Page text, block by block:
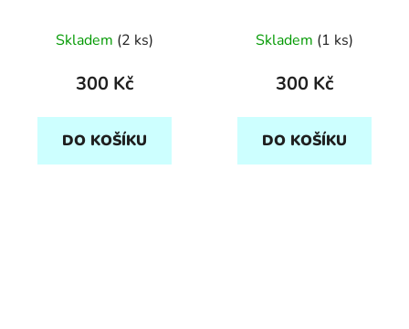
Skladem (2 ks)
300 Kč
DO KOŠÍKU
Skladem (1 ks)
300 Kč
DO KOŠÍKU